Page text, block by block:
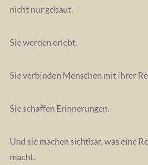
nicht nur gebaut.
Sie werden erlebt.
Sie verbinden Menschen mit ihrer
Sie schaffen Erinnerungen.
Und sie machen sichtbar, was eine
macht.